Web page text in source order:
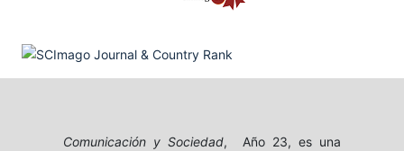
Comunicación y Sociedad, Año 23, es una